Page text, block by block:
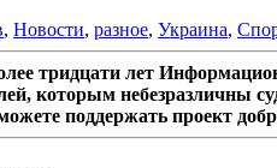
, Новости, разное, Украина,
тридцати лет
которым небезразличны
поддержать проект